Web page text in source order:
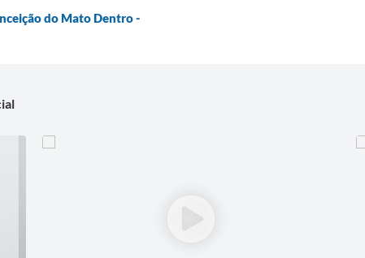
do Mato Dentro -